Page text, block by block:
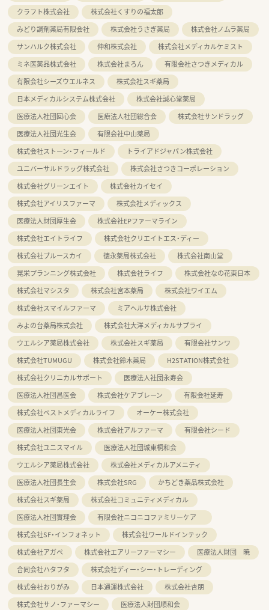
クラフト株式会社
株式会社くすりの福太郎
みどり調剤薬局有限会社
株式会社うさぎ薬局
株式会社ノムラ薬局
サンハルク株式会社
伸和株式会社
株式会社メディカルケミスト
ミネ医薬品株式会社
株式会社まろん
有限会社さつきメディカル
有限会社シーズウエルネス
株式会社スギ薬局
日本メディカルシステム株式会社
株式会社誠心堂薬局
医療法人社団回心会
医療法人社団総合会
株式会社サンドラッグ
医療法人社団光生会
有限会社中山薬局
株式会社ストーン・フィールド
トライアドジャパン株式会社
ユニバーサルドラッグ株式会社
株式会社さつきコーポレーション
株式会社グリーンエイト
株式会社カイセイ
株式会社アイリスファーマ
株式会社メディックス
医療法人財団厚生会
株式会社EPファーマライン
株式会社エイトライフ
株式会社クリエイトエス・ディー
株式会社ブルースカイ
徳永薬局株式会社
株式会社南山堂
晃栄プランニング株式会社
株式会社ライフ
株式会社なの花東日本
株式会社マシスタ
株式会社宮本薬局
株式会社ワイエム
株式会社スマイルファーマ
ミアヘルサ株式会社
みよの台薬局株式会社
株式会社大洋メディカルサプライ
ウエルシア薬局株式会社
株式会社スギ薬局
有限会社サンワ
株式会社TUMUGU
株式会社鈴木薬局
H2STATION株式会社
株式会社クリニカルサポート
医療法人社団永寿会
医療法人社団昌医会
株式会社ケアブレーン
有限会社延寿
株式会社ベストメディカルライフ
オーケー株式会社
医療法人社団東光会
株式会社アルファーマ
有限会社シード
株式会社ユニスマイル
医療法人社団城東桐和会
ウエルシア薬局株式会社
株式会社メディカルアメニティ
医療法人社団長生会
株式会社SRG
かちどき薬品株式会社
株式会社スギ薬局
株式会社コミュニティメディカル
医療法人社団實理会
有限会社ニコニコファミリーケア
株式会社SF・インフォネット
株式会社ワールドインテック
株式会社アガペ
株式会社エアリーファーマシー
医療法人財団 暁
合同会社ハタフタ
株式会社ディー・シー・トレーディング
株式会社おりがみ
日本通運株式会社
株式会社杏朋
株式会社サノ・ファーマシー
医療法人財団順和会